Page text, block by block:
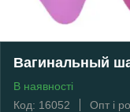
Вагинальный
В наявності
Код: 16052
Опт і